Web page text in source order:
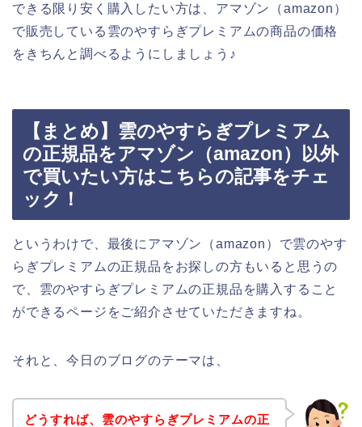
できる限り安く購入したい方は、アマゾン（amazon）
で販売している雲のやすらぎプレミアムの商品の価格
をきちんと調べるようにしましょう♪
【まとめ】雲のやすらぎプレミアム
の正規品をアマゾン（amazon）以外
で買いたい方はこちらの記事をチェ
ック！
というわけで、最後にアマゾン（amazon）で雲のやす
らぎプレミアムの正規品をお探しの方もいると思うの
で、雲のやすらぎプレミアムの正規品を購入すること
ができるページをご紹介させていただきますね。
それと、今日のブログのテーマは、
どうすれば、雲のやすらぎプレミアムの正